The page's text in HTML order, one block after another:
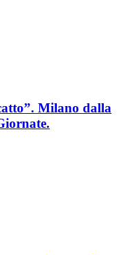
Milano dalla